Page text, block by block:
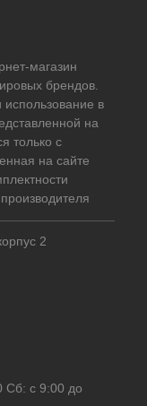
магазин
брендов.
в
на
только с
на сайте
2
Сб: с 9:00 до